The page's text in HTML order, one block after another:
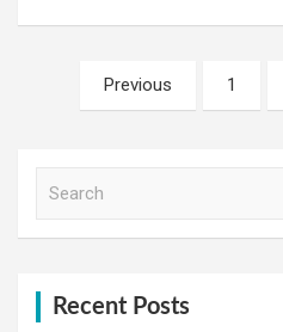
pagination
Previous 1
Recent Posts